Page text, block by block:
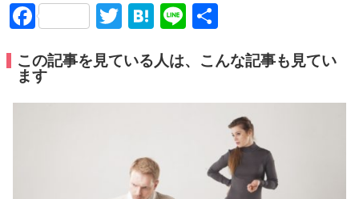
FacebookTwitter
Hatena
Line
この記事を見ている人は、こんな記事も見てい
ます